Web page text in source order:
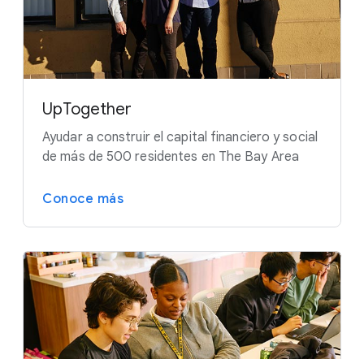
UpTogether
Ayudar a construir el capital financiero y social
de más de 500 residentes en The Bay Area
Conoce más